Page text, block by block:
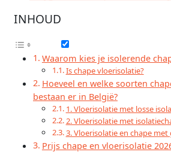
INHOUD
Waarom kies je isolerende
Is chape vloerisolatie?
Hoeveel en welke soorten
bestaan er in België?
1. Vloerisolatie met losse
2. Vloerisolatie met
3. Vloerisolatie en chape met
Prijs chape en vloerisolatie